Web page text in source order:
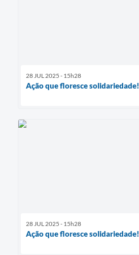
28 JUL 2025 - 15h28
Ação que floresce solidariedade!
28 JUL 2025 - 15h28
Ação que floresce solidariedade!